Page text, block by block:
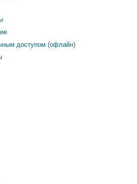
доступом (офлайн)